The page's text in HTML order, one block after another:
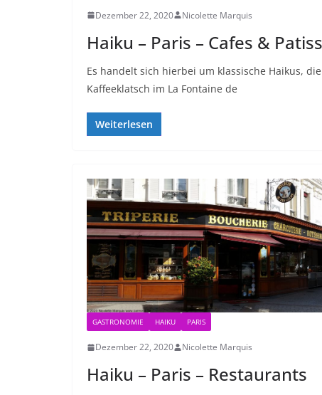
Dezember 22, 2020 Nicolette Marquis
Haiku – Paris – Cafes &
Es handelt sich hierbei um klassische Haikus,
Kaffeeklatsch im La Fontaine de
Weiterlesen
GASTRONOMIE HAIKU PARIS
Dezember 22, 2020 Nicolette Marquis
Haiku – Paris – Restaurants